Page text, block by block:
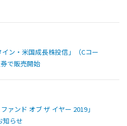
イン・米国成長株投信」（Cコー
で販売開始
ァンド オブ ザ イヤー 2019｣
知らせ